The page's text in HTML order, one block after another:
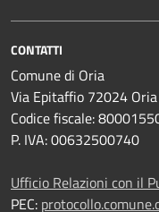
CONTATTI
Comune di Oria
Via Epitaffio 72024
Codice fiscale:
P. IVA: 00632500740
Ufficio Relazioni con il
PEC: